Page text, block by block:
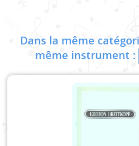
Dans la même
même instrument :